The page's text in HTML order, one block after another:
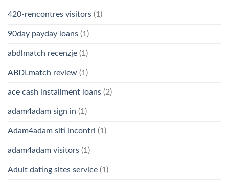
420-rencontres visitors (1)
90day payday loans (1)
abdlmatch recenzje (1)
ABDLmatch review (1)
ace cash installment loans (2)
adam4adam sign in (1)
Adam4adam siti incontri (1)
adam4adam visitors (1)
Adult dating sites service (1)